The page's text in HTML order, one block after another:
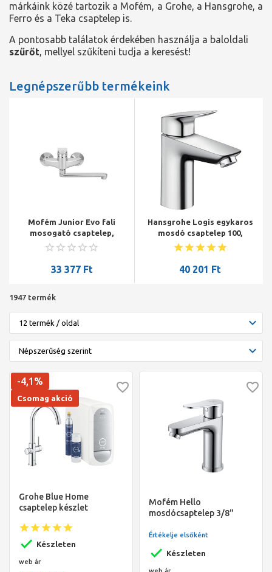
márkáink közé tartozik a Mofém, a Grohe, a Hansgrohe, a
Ferro és a Teka csaptelep is.
A pontosabb találatok érdekében használja a baloldali
szűrőt, mellyel szűkíteni tudja a keresést!
Legnépszerűbb termékeink
Mofém Junior Evo fali
mosogató csaptelep,
forgatható kifolyócsővel
33 377 Ft
Hansgrohe Logis egykaros
mosdó csaptelep 100,
push-open lefolyó-
40 201 Ft
1947 termék
Grohe Blue Home
csaptelep készlet
szénsavadagolóval C
alakú kifolyóval, króm
-4,1%
Csomag akció
Készleten
web ár
Mofém Hello
mosdócsaptelep 3/8"
Készleten
Értékelje elsőként